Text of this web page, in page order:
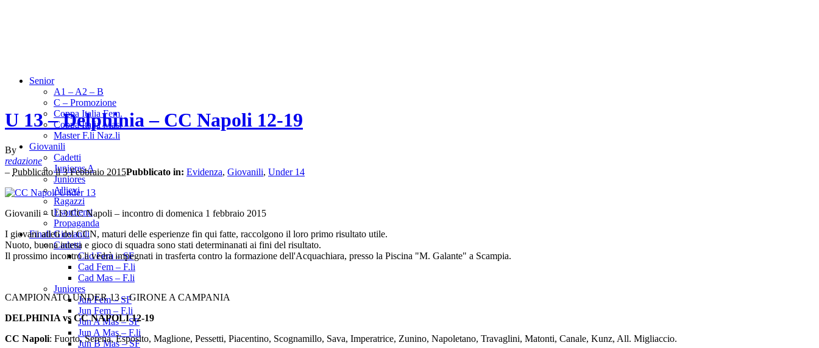
Senior
A1 – A2 – B
C – Promozione
Coppa Italia Fem.
Coppa Italia Mas.
Master F.li Naz.li
Giovanili
Cadetti
Juniores A
Juniores
Allievi
Ragazzi
Esordienti
Propaganda
Finali Giovanili
Cadetti
Cad Fem – SF
Cad Fem – F.li
Cad Mas – F.li
Juniores
Jun Fem – SF
Jun Fem – F.li
Jun A Mas – SF
Jun A Mas – F.li
Jun B Mas – SF
U 13 – Delphinia – CC Napoli 12-19
By
redazione
– Pubblicato il 3 Febbraio 2015Pubblicato in: Evidenza, Giovanili, Under 14
Giovanili – U13 CC Napoli – incontro di domenica 1 febbraio 2015
I giovani atleti del CCN, maturi delle esperienze fin qui fatte, raccolgono il loro primo risultato utile.
Nuoto, buona intesa e gioco di squadra sono stati determinanati ai fini del risultato.
Il prossimo incontro li vedrà impegnati in trasferta contro la formazione dell'Acquachiara, presso la Piscina "M. Galante" a Scampia.
CAMPIONATO UNDER 13 – GIRONE A CAMPANIA
DELPHINIA vs CC NAPOLI 12-19
CC Napoli: Fuorto, Serena, Esposito, Maglione, Pessetti, Piacentino, Scognamillo, Sava, Imperatrice, Zunino, Napoletano, Travaglini, Matonti, Canale, Kunz, All. Migliaccio.